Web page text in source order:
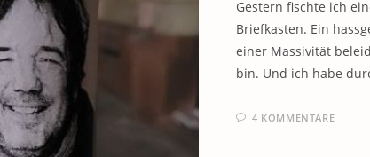
Gestern fischte ich
Briefkasten. Ein
einer Massivität
bin. Und ich habe
4 KOMMENTARE